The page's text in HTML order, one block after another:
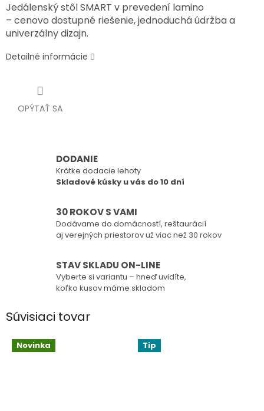
Jedálenský stôl SMART v prevedení lamino
– cenovo dostupné riešenie, jednoduchá údržba a
univerzálny dizajn.
Detailné informácie
OPÝTAŤ SA
DODANIE
Krátke dodacie lehoty
Skladové kúsky u vás do 10 dní
30 ROKOV S VAMI
Dodávame do domácností, reštaurácií
aj verejných priestorov už viac než 30 rokov
STAV SKLADU ON-LINE
Vyberte si variantu – hneď uvidíte,
koľko kusov máme skladom
Súvisiaci tovar
Novinka Tip